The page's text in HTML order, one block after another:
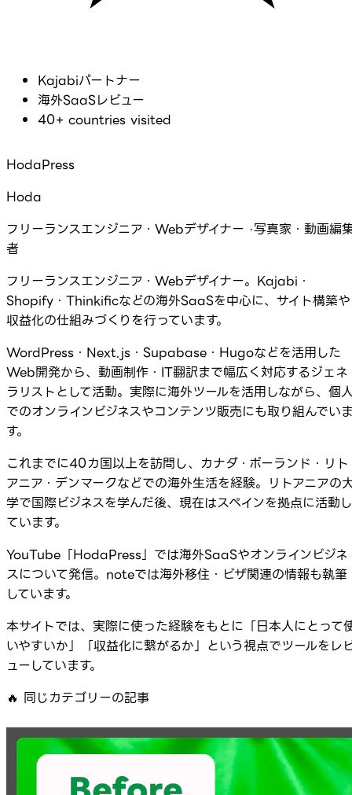
Kajabiパートナー
海外SaaSレビュー
40+ countries visited
HodaPress
Hoda
フリーランスエンジニア・Webデザイナー ·写真家・動画編
者
フリーランスエンジニア・Webデザイナー。Kajabi・
Shopify・Thinkificなどの海外SaaSを中心に、サイト構築や
収益化の仕組みづくりを行っています。
WordPress・Next.js・Supabase・Hugoなどを活用した
Web開発から、動画制作・IT翻訳まで幅広く対応するジェネ
ラリストとして活動。実際に海外ツールを活用しながら、個
でのオンラインビジネスやコンテンツ販売にも取り組んでい
す。
これまでに40カ国以上を訪問し、カナダ・ポーランド・リト
アニア・デンマークなどでの海外生活を経験。リトアニアの
学で国際ビジネスを学んだ後、現在はスペインを拠点に活動し
ています。
YouTube「HodaPress」では海外SaaSやオンラインビジネ
スについて発信。noteでは海外移住・ビザ関連の情報も執筆
しています。
本サイトでは、実際に使った経験をもとに「日本人にとって
いやすいか」「収益化に繋がるか」という視点でツールをレ
ューしています。
🔥 同じカテゴリーの記事